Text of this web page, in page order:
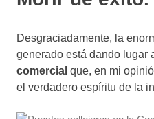
Desgraciadamente, la
generado está dando lugar
comercial que, en mi
el verdadero espíritu de la